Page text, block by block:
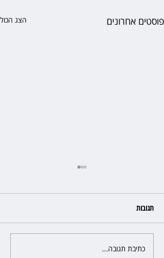
פוסטים אחרונים הצג הכול
מלון קראון פלאזה: ביטלה שכירות
תגובות
כתיבת תגובה...